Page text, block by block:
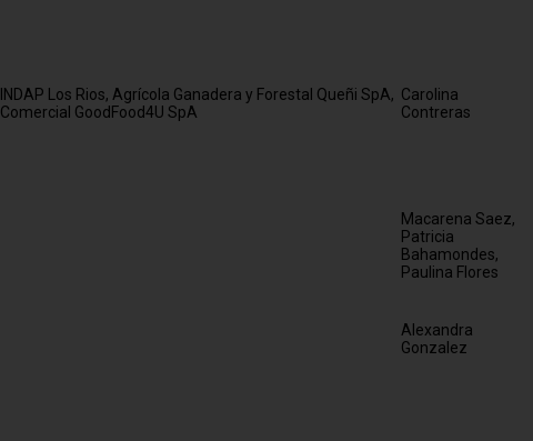
INDAP Los Rios, Agrícola Ganadera y Forestal Queñi SpA,
Comercial GoodFood4U SpA
Carolina
Contreras
Macarena Saez,
Patricia
Bahamondes,
Paulina Flores
Alexandra
Gonzalez